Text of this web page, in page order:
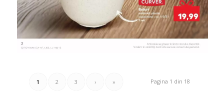
Pagina 1 din 18
1 2 3 › »